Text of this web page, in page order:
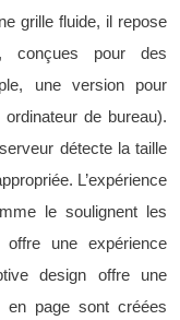
grille fluide, il repose
conçues pour des
une version pour
de bureau).
détecte la taille
L’expérience
le soulignent les
une expérience
design offre une
en page sont créées